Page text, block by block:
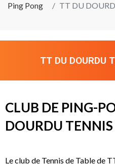
Ping Pong TT DU
TT DU DOURDU
CLUB DE PING-
DOURDU TENNIS
Le club de Tennis de Table de